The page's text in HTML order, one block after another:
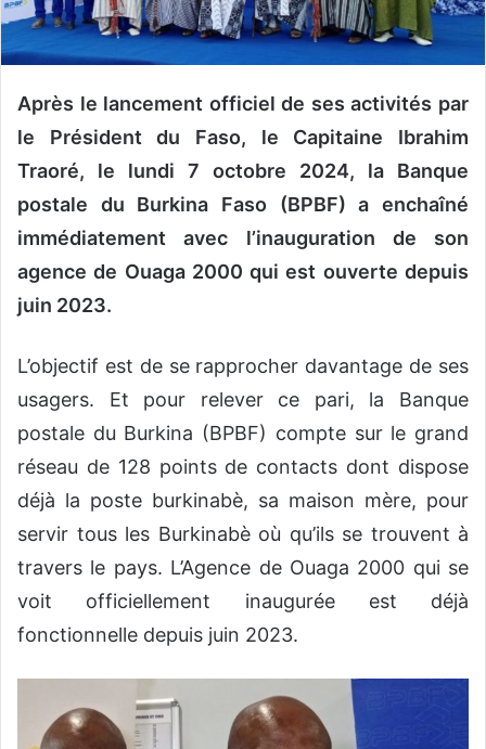
r
r
i
Après le lancement officiel de ses activités par
le Président du Faso, le Capitaine Ibrahim
Traoré, le lundi 7 octobre 2024, la Banque
postale du Burkina Faso (BPBF) a enchaîné
immédiatement avec l’inauguration de son
agence de Ouaga 2000 qui est ouverte depuis
juin 2023.
L’objectif est de se rapprocher davantage de ses
usagers. Et pour relever ce pari, la Banque
postale du Burkina (BPBF) compte sur le grand
réseau de 128 points de contacts dont dispose
déjà la poste burkinabè, sa maison mère, pour
servir tous les Burkinabè où qu’ils se trouvent à
travers le pays. L’Agence de Ouaga 2000 qui se
voit officiellement inaugurée est déjà
fonctionnelle depuis juin 2023.